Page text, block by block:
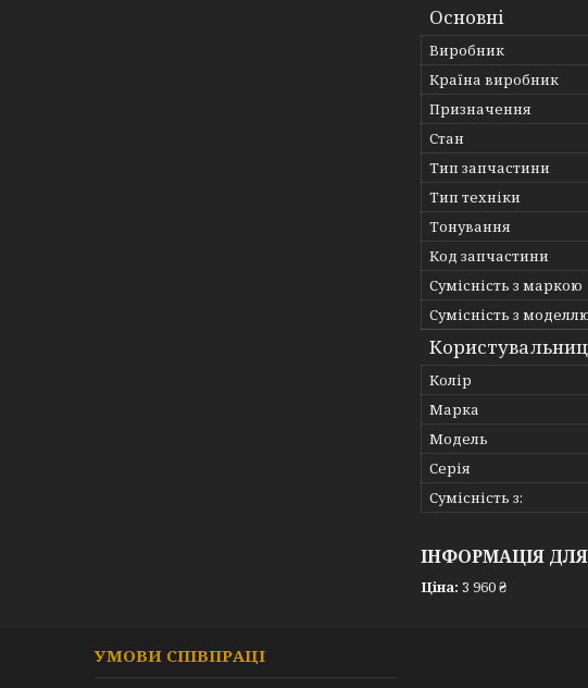
Основні
Виробник
Країна виробник
Призначення
Стан
Тип запчастини
Тип техніки
Тонування
Код запчастини
Сумісність з маркою
Сумісність з
Колір
Марка
Модель
Серія
Сумісність з:
ІНФОРМАЦІЯ
Ціна: 3 960 ₴
УМОВИ СПІВПРАЦІ